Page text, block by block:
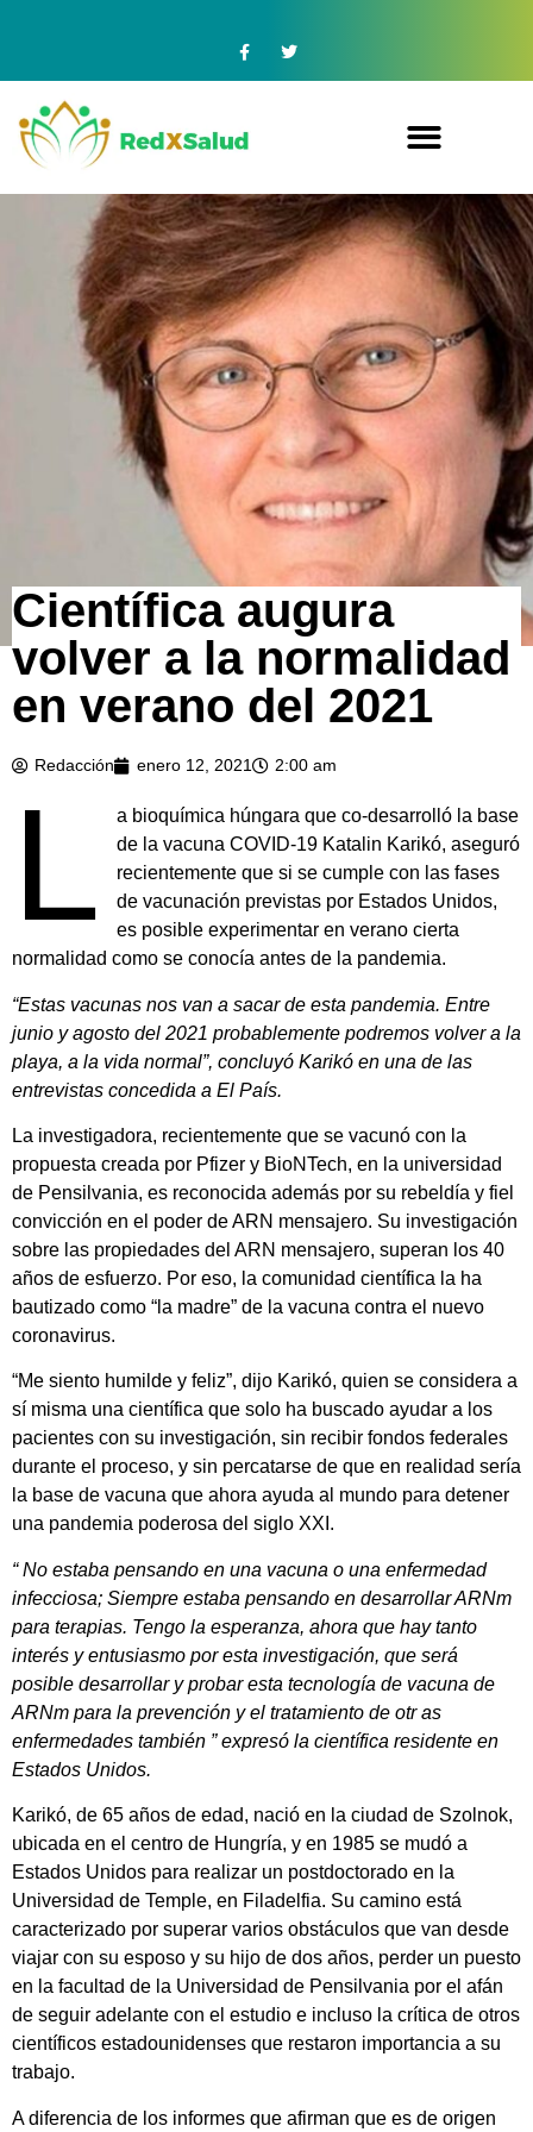
Científica augura
volver a la normalidad
en verano del 2021
Redacción enero 12, 2021 2:00 am
L
a bioquímica húngara que co-desarrolló la base
de la vacuna COVID-19 Katalin Karikó, aseguró
recientemente que si se cumple con las fases
de vacunación previstas por Estados Unidos,
es posible experimentar en verano cierta
normalidad como se conocía antes de la pandemia.
“Estas vacunas nos van a sacar de esta pandemia. Entre
junio y agosto del 2021 probablemente podremos volver a la
playa, a la vida normal”, concluyó Karikó en una de las
entrevistas concedida a El País.
La investigadora, recientemente que se vacunó con la
propuesta creada por Pfizer y BioNTech, en la universidad
de Pensilvania, es reconocida además por su rebeldía y fiel
convicción en el poder de ARN mensajero. Su investigación
sobre las propiedades del ARN mensajero, superan los 40
años de esfuerzo. Por eso, la comunidad científica la ha
bautizado como “la madre” de la vacuna contra el nuevo
coronavirus.
“Me siento humilde y feliz”, dijo Karikó, quien se considera a
sí misma una científica que solo ha buscado ayudar a los
pacientes con su investigación, sin recibir fondos federales
durante el proceso, y sin percatarse de que en realidad sería
la base de vacuna que ahora ayuda al mundo para detener
una pandemia poderosa del siglo XXI.
“ No estaba pensando en una vacuna o una enfermedad
infecciosa; Siempre estaba pensando en desarrollar ARNm
para terapias. Tengo la esperanza, ahora que hay tanto
interés y entusiasmo por esta investigación, que será
posible desarrollar y probar esta tecnología de vacuna de
ARNm para la prevención y el tratamiento de otr as
enfermedades también ” expresó la científica residente en
Estados Unidos.
Karikó, de 65 años de edad, nació en la ciudad de Szolnok,
ubicada en el centro de Hungría, y en 1985 se mudó a
Estados Unidos para realizar un postdoctorado en la
Universidad de Temple, en Filadelfia. Su camino está
caracterizado por superar varios obstáculos que van desde
viajar con su esposo y su hijo de dos años, perder un puesto
en la facultad de la Universidad de Pensilvania por el afán
de seguir adelante con el estudio e incluso la crítica de otros
científicos estadounidenses que restaron importancia a su
trabajo.
A diferencia de los informes que afirman que es de origen